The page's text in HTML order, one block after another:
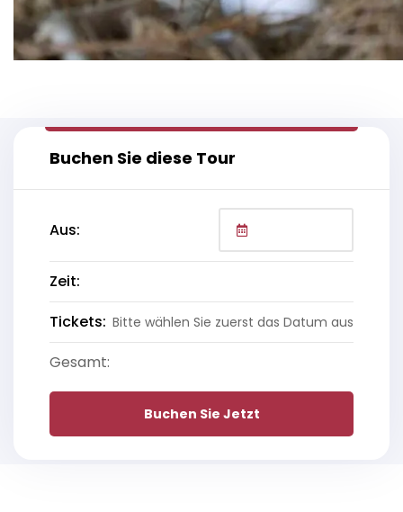
Buchen Sie diese Tour
Aus:
Zeit:
Tickets: Bitte wählen Sie zuerst das Datum aus
Gesamt:
Buchen Sie Jetzt